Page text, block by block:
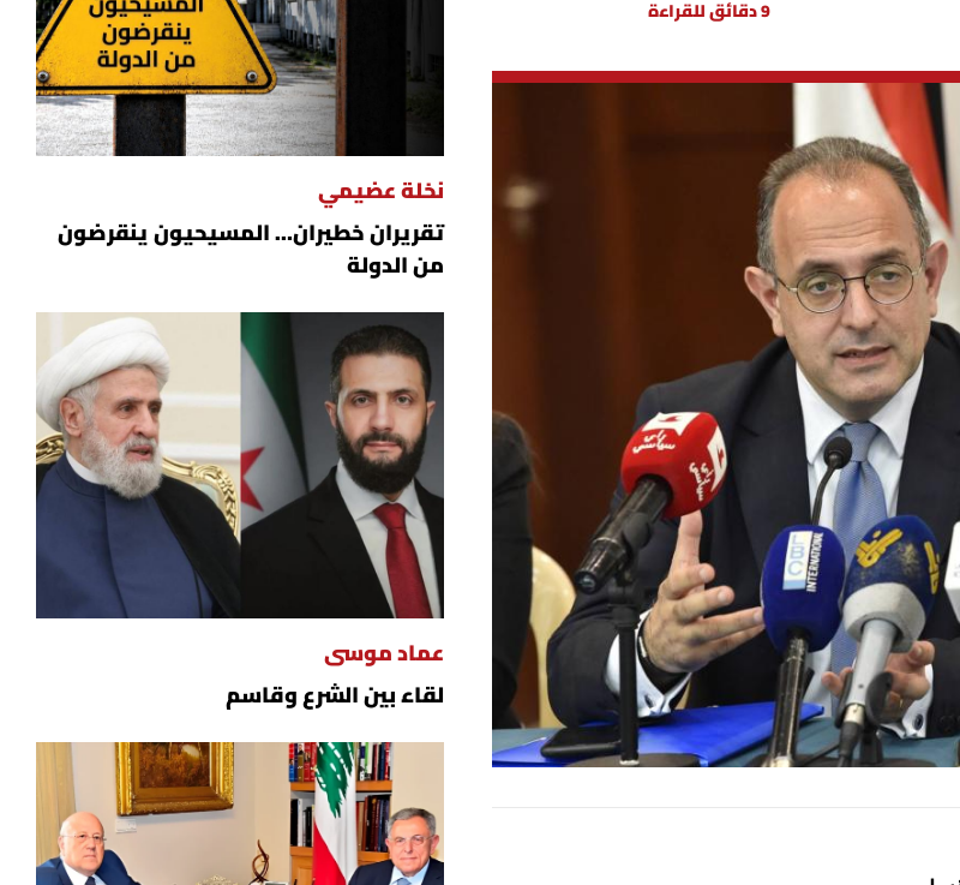
9 دقائق للقراءة
نخلة عضيمي
تقريران خطيران… المسيحيون ينقرضون
من الدولة
عماد موسى
لقاء بين الشرع وقاسم